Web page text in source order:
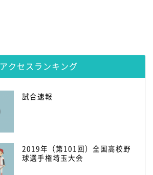
アクセスランキング
試合速報
2019年（第101回）全国高校野
球選手権埼玉大会